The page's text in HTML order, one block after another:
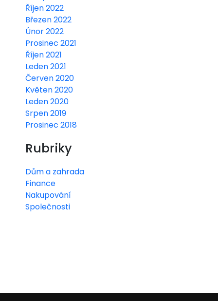
Říjen 2022
Březen 2022
Únor 2022
Prosinec 2021
Říjen 2021
Leden 2021
Červen 2020
Květen 2020
Leden 2020
Srpen 2019
Prosinec 2018
Rubriky
Dům a zahrada
Finance
Nakupování
Společnosti